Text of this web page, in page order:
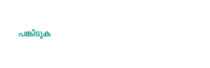
പങ്കിടുക